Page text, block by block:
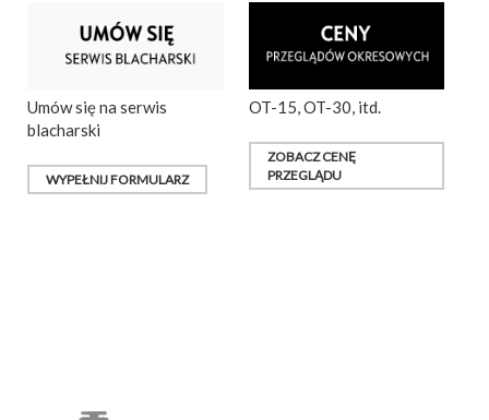
Umów się na serwis
blacharski
WYPEŁNIJ FORMULARZ
OT-15, OT-30, itd.
ZOBACZ CENĘ
PRZEGLĄDU